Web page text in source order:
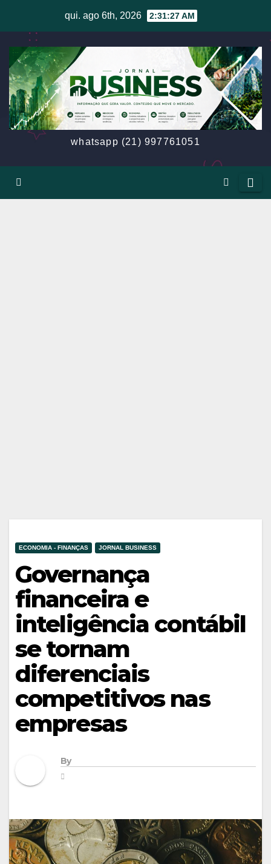
content
qui. ago 6th, 2026 2:31:29 AM
whatsapp (21) 997761051
ECONOMIA - FINANÇAS JORNAL BUSINESS
Governança
financeira e
inteligência contábil
se tornam
diferenciais
competitivos nas
empresas
By